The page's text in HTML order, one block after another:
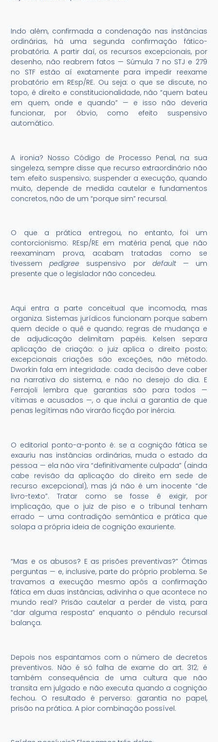
Indo além, confirmada a condenação nas instâncias
ordinárias, há uma segunda confirmação fático-
probatória. A partir daí, os recursos excepcionais, por
desenho, não reabrem fatos — Súmula 7 no STJ e 279
no STF estão aí exatamente para impedir reexame
probatório em REsp/RE. Ou seja: o que se discute, no
topo, é direito e constitucionalidade, não “quem bateu
em quem, onde e quando” — e isso não deveria
funcionar, por óbvio, como efeito suspensivo
automático.
A ironia? Nosso Código de Processo Penal, na sua
singeleza, sempre disse que recurso extraordinário não
tem efeito suspensivo; suspender a execução, quando
muito, depende de medida cautelar e fundamentos
concretos, não de um “porque sim” recursal.
O que a prática entregou, no entanto, foi um
contorcionismo: REsp/RE em matéria penal, que não
reexaminam prova, acabam tratadas como se
tivessem pedigree suspensivo por default— um
presente que o legislador não concedeu.
Aqui entra a parte conceitual que incomoda, mas
organiza. Sistemas jurídicos funcionam porque sabem
quem decide o quê e quando; regras de mudança e
de adjudicação delimitam papéis. Kelsen separa
aplicação de criação: o juiz aplica o direito posto;
excepcionais criações são exceções, não método.
Dworkin fala em integridade: cada decisão deve caber
na narrativa do sistema, e não no desejo do dia. E
Ferrajoli lembra que garantias são para todos —
vítimas e acusados —, o que inclui a garantia de que
penas legítimas não virarão ficção por inércia.
O editorial ponto-a-ponto é: se a cognição fática se
exauriu nas instâncias ordinárias, muda o estado da
pessoa — ela não vira “definitivamente culpada” (ainda
cabe revisão da aplicação do direito em sede de
recurso excepcional), mas já não é um inocente “de
livro-texto”. Tratar como se fosse é exigir, por
implicação, que o juiz de piso e o tribunal tenham
errado — uma contradição semântica e prática que
solapa a própria ideia de cognição exauriente.
“Mas e os abusos? E as prisões preventivas?” Ótimas
perguntas — e, inclusive, parte do próprio problema. Se
travamos a execução mesmo após a confirmação
fática em duas instâncias, adivinha o que acontece no
mundo real? Prisão cautelar a perder de vista, para
“dar alguma resposta” enquanto o pêndulo recursal
balança.
Depois nos espantamos com o número de decretos
preventivos. Não é só falha de exame do art. 312; é
também consequência de uma cultura que não
transita em julgado e não executa quando a cognição
fechou. O resultado é perverso: garantia no papel,
prisão na prática. A pior combinação possível.